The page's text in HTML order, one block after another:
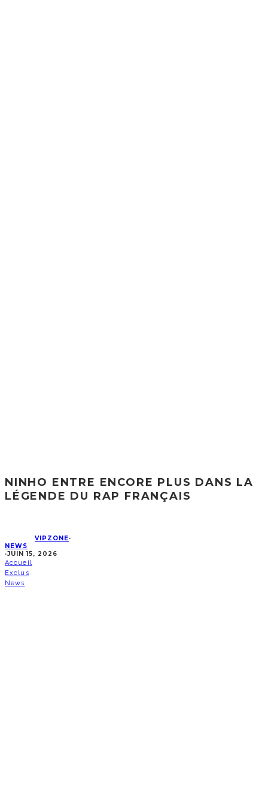
NINHO ENTRE ENCORE PLUS DANS LA
LÉGENDE DU RAP FRANÇAIS
VIPZONE·
NEWS
·JUIN 15, 2026
Accueil
Exclus
News